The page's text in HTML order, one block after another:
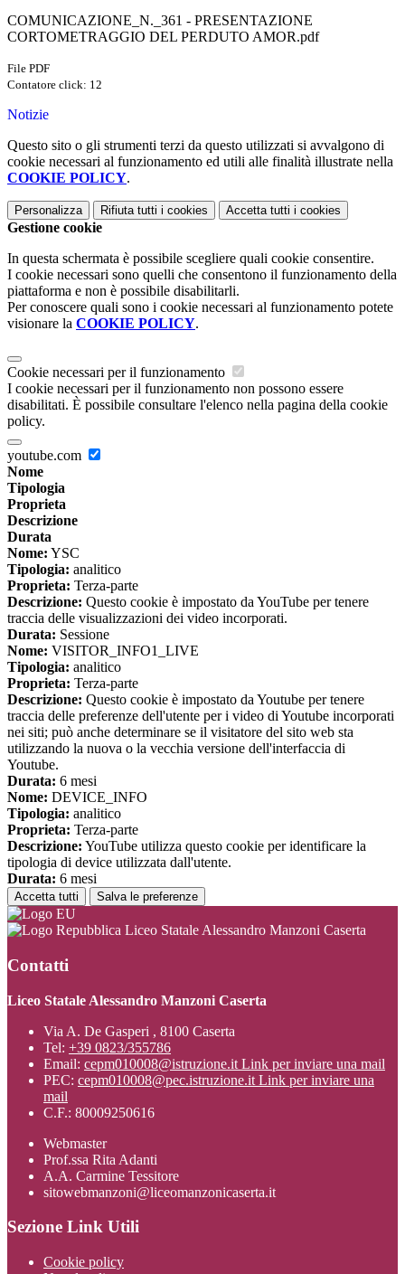
COMUNICAZIONE_N._361 - PRESENTAZIONE
CORTOMETRAGGIO DEL PERDUTO AMOR.pdf
File PDF
Contatore click: 12
Notizie
Questo sito o gli strumenti terzi da questo utilizzati si avvalgono di
cookie necessari al funzionamento ed utili alle finalità illustrate nella
COOKIE POLICY.
Personalizza Rifiuta tutti i cookies Accetta tutti i cookies
Gestione cookie
In questa schermata è possibile scegliere quali cookie consentire.
I cookie necessari sono quelli che consentono il funzionamento della
piattaforma e non è possibile disabilitarli.
Per conoscere quali sono i cookie necessari al funzionamento potete
visionare la COOKIE POLICY.
Cookie necessari per il funzionamento
I cookie necessari per il funzionamento non possono essere
disabilitati. È possibile consultare l'elenco nella pagina della cookie
policy.
youtube.com
Nome
Tipologia
Proprieta
Descrizione
Durata
Nome: YSC
Tipologia: analitico
Proprieta: Terza-parte
Descrizione: Questo cookie è impostato da YouTube per tenere
traccia delle visualizzazioni dei video incorporati.
Durata: Sessione
Nome: VISITOR_INFO1_LIVE
Tipologia: analitico
Proprieta: Terza-parte
Descrizione: Questo cookie è impostato da Youtube per tenere
traccia delle preferenze dell'utente per i video di Youtube incorporati
nei siti; può anche determinare se il visitatore del sito web sta
utilizzando la nuova o la vecchia versione dell'interfaccia di
Youtube.
Durata: 6 mesi
Nome: DEVICE_INFO
Tipologia: analitico
Proprieta: Terza-parte
Descrizione: YouTube utilizza questo cookie per identificare la
tipologia di device utilizzata dall'utente.
Durata: 6 mesi
Accetta tutti Salva le preferenze
Liceo Statale Alessandro Manzoni Caserta
Contatti
Liceo Statale Alessandro Manzoni Caserta
Via A. De Gasperi , 8100 Caserta
Tel: +39 0823/355786
Email: cepm010008@istruzione.it Link per inviare una mail
PEC: cepm010008@pec.istruzione.it Link per inviare una
mail
C.F.: 80009250616
Webmaster
Prof.ssa Rita Adanti
A.A. Carmine Tessitore
sitowebmanzoni@liceomanzonicaserta.it
Sezione Link Utili
Cookie policy